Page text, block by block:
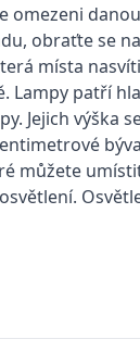
omezeni
obraťte se
místa
Lampy patří
Jejich výška
můžete